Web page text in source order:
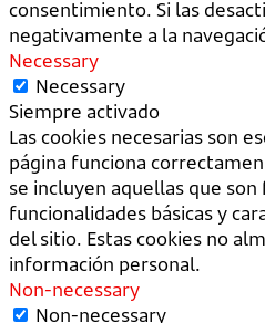
consentimiento. Si las
negativamente a la
Necessary
Necessary
Siempre activado
Las cookies necesarias son
página funciona
se incluyen aquellas que
funcionalidades básicas y
del sitio. Estas cookies no
información personal.
Non-necessary
Non-necessary